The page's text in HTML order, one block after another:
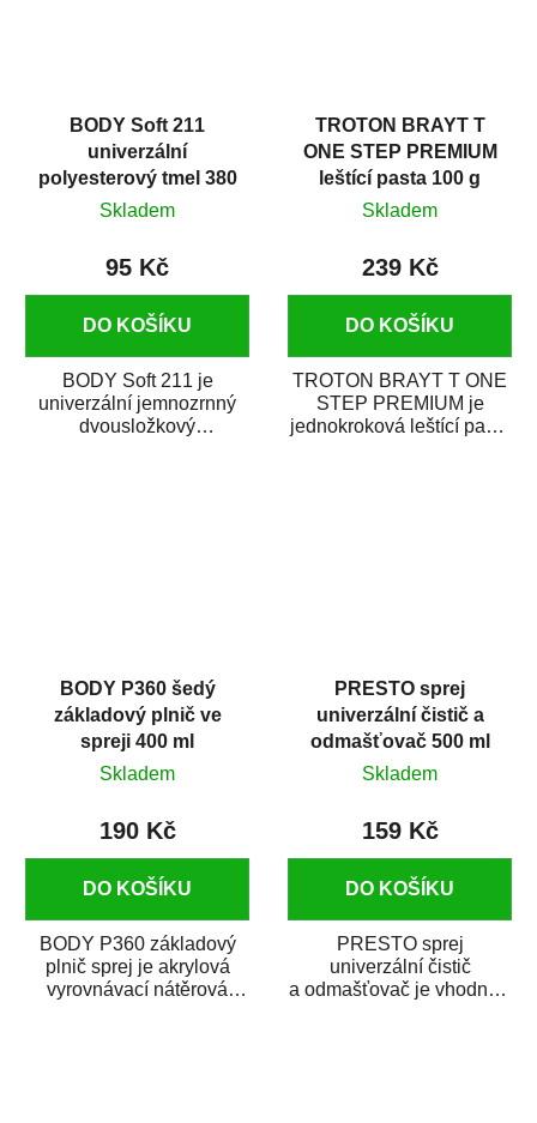
BODY Soft 211
univerzální
polyesterový tmel 380
g
Skladem
95 Kč
DO KOŠÍKU
BODY Soft 211 je
univerzální jemnozrnný
dvousložkový
TROTON BRAYT T
ONE STEP PREMIUM
leštící pasta 100 g
Skladem
239 Kč
DO KOŠÍKU
TROTON BRAYT T ONE
STEP PREMIUM je
jednokroková leštící pasta
BODY P360 šedý
základový plnič ve
spreji 400 ml
Skladem
190 Kč
DO KOŠÍKU
BODY P360 základový
plnič sprej je akrylová
vyrovnávací nátěrová
PRESTO sprej
univerzální čistič a
odmašťovač 500 ml
Skladem
159 Kč
DO KOŠÍKU
PRESTO sprej
univerzální čistič
a odmašťovač je vhodný k